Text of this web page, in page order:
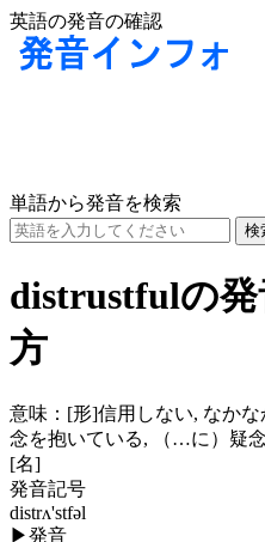
英語の発音の確認
単語から発音を検索
distrustfulの
方
意味： [形]信用しない, なか
念を抱いている, （…に）
[名]
発音記号
distrʌ'stfəl
▶発音